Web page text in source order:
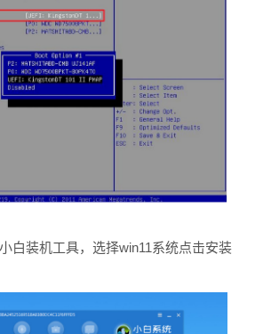
白装机工具，选择win11系统点击安装